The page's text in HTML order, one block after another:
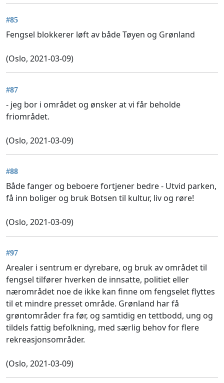
#85
Fengsel blokkerer løft av både Tøyen og Grønland
(Oslo, 2021-03-09)
#87
- jeg bor i området og ønsker at vi får beholde
friområdet.
(Oslo, 2021-03-09)
#88
Både fanger og beboere fortjener bedre - Utvid parken,
få inn boliger og bruk Botsen til kultur, liv og røre!
(Oslo, 2021-03-09)
#97
Arealer i sentrum er dyrebare, og bruk av området til
fengsel tilfører hverken de innsatte, politiet eller
nærområdet noe de ikke kan finne om fengselet flyttes
til et mindre presset område. Grønland har få
grøntområder fra før, og samtidig en tettbodd, ung og
tildels fattig befolkning, med særlig behov for flere
rekreasjonsområder.
(Oslo, 2021-03-09)